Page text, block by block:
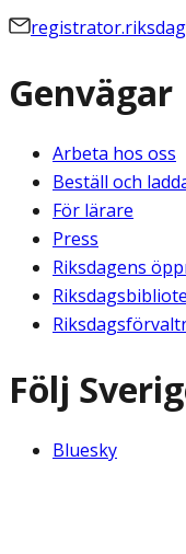
Genvägar
Arbeta hos oss
Beställ och
För lärare
Press
Riksdagens
Följ
Bluesky